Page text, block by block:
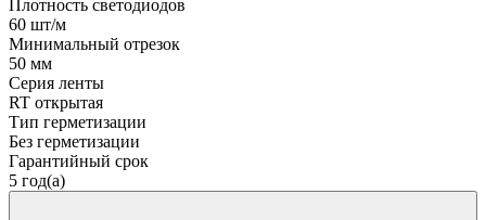
Плотность светодиодов
60 шт/м
Минимальный отрезок
50 мм
Серия ленты
RT открытая
Тип герметизации
Без герметизации
Гарантийный срок
5 год(а)